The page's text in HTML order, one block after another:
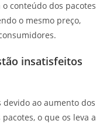
conteúdo dos pacotes
o mesmo preço,
insatisfeitos
ao aumento dos
o que os leva a